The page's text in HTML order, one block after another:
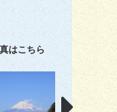
はこちら